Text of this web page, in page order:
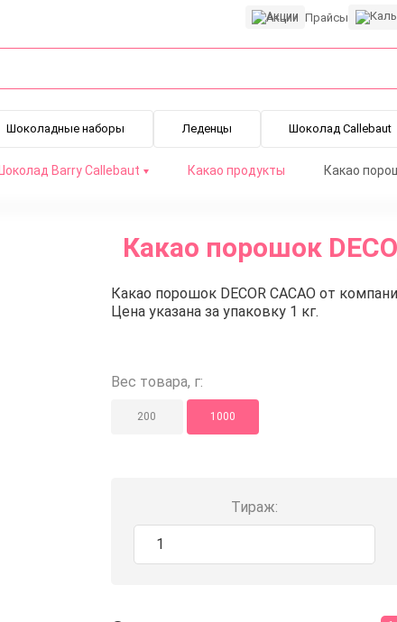
Акции Прайсы
Шоколадные наборы Леденцы Шоколад Callebaut
Шоколад Barry Callebaut Какао продукты Какао
Какао порошок
Какао порошок DECOR CACAO от
Цена указана за упаковку 1 кг.
Вес товара, г:
200 1000
Тираж: